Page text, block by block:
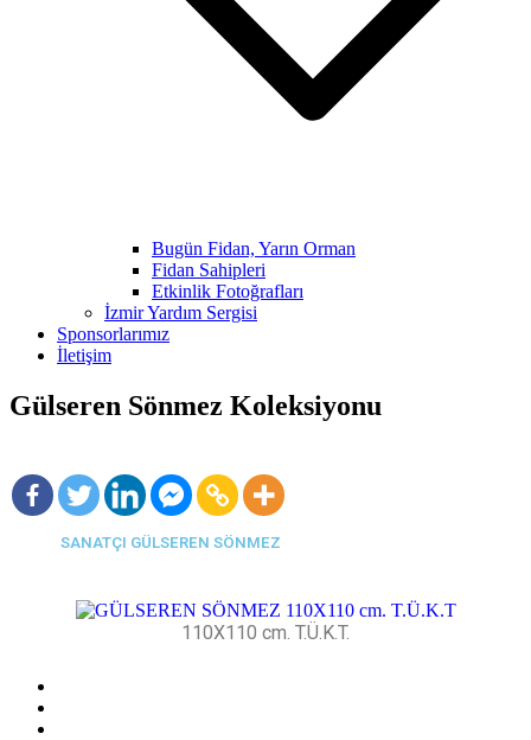
Bugün Fidan, Yarın Orman
Fidan Sahipleri
Etkinlik Fotoğrafları
İzmir Yardım Sergisi
Sponsorlarımız
İletişim
Gülseren Sönmez Koleksiyonu
SANATÇI GÜLSEREN SÖNMEZ
110X110 cm. T.Ü.K.T.